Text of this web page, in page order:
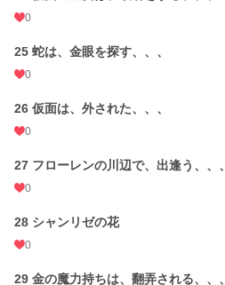
0
25 蛇は、金眼を探す、、、
0
26 仮面は、外された、、、
0
27 フローレンの川辺で、出逢う、、、
0
28 シャンリゼの花
0
29 金の魔力持ちは、翻弄される、、、